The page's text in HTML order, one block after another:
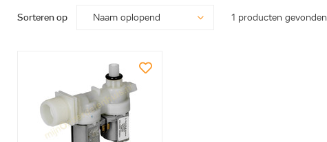
Sorteren op 1 producten gevonden